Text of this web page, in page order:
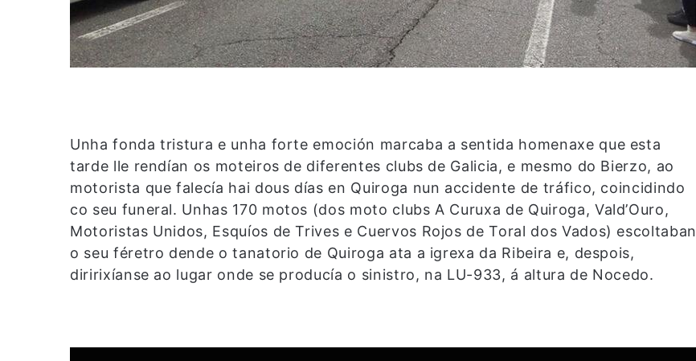
Unha fonda tristura e unha forte emoción marcaba a sentida homenaxe que esta
tarde lle rendían os moteiros de diferentes clubs de Galicia, e mesmo do Bierzo, ao
motorista que falecía hai dous días en Quiroga nun accidente de tráfico, coincidindo
co seu funeral. Unhas 170 motos (dos moto clubs A Curuxa de Quiroga, Vald’Ouro,
Motoristas Unidos, Esquíos de Trives e Cuervos Rojos de Toral dos Vados) escoltaban
o seu féretro dende o tanatorio de Quiroga ata a igrexa da Ribeira e, despois,
diririxíanse ao lugar onde se producía o sinistro, na LU-933, á altura de Nocedo.